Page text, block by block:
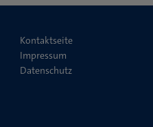
Kontaktseite
Impressum
Datenschutz